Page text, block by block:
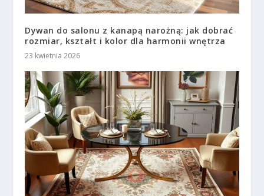
Dywan do salonu z kanapą narożną: jak dobrać
rozmiar, kształt i kolor dla harmonii wnętrza
23 kwietnia 2026